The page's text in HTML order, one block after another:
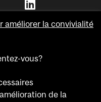
améliorer la convivialité
vous?
de la